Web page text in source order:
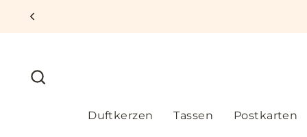
Direkt
Duftkerzen
Tassen Postkarten